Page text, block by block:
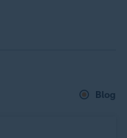
Blog